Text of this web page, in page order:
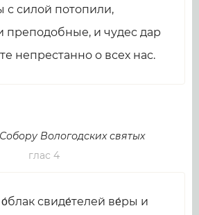
с силой потопили,
преподобные, и чудес дар
непрестанно о всех нас.
Вологодских святых
глас 4
свиде́телей ве́ры и